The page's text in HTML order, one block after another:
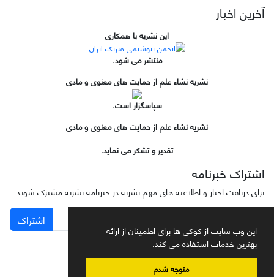
این وب سایت از کوکی ها برای اطمینان از ارائه
بهترین خدمات استفاده می کند.
متوجه شدم
آخرین اخبار
این نشریه با همکاری
منتشر می شود.
نشریه نشاء علم از حمایت های معنوی و مادی
سپاسگزار است.
نشریه نشاء علم از حمایت های معنوی و مادی
تقدیر و تشکر می نماید.
اشتراک خبرنامه
برای دریافت اخبار و اطلاعیه های مهم نشریه در خبرنامه نشریه مشترک شوید.
اشتراک